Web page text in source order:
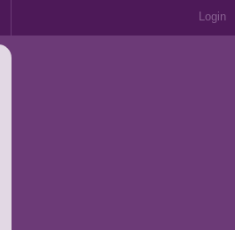
Login